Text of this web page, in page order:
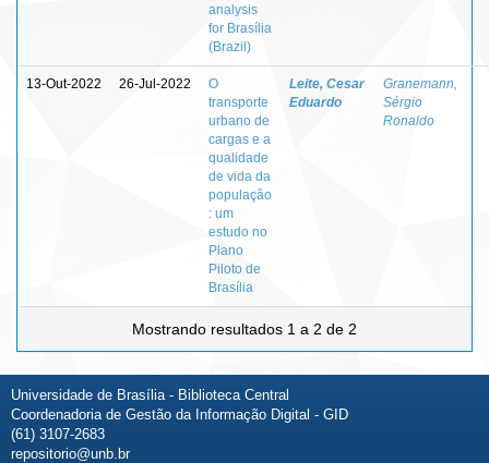
analysis
for Brasília
(Brazil)
13-Out-2022 26-Jul-2022
O
transporte
urbano de
cargas e a
qualidade
de vida da
população
: um
estudo no
Plano
Piloto de
Brasília
Leite, Cesar
Eduardo
Granemann,
Sérgio
Ronaldo
Mostrando resultados 1 a 2 de 2
Universidade de Brasília - Biblioteca Central
Coordenadoria de Gestão da Informação Digital - GID
(61) 3107-2683
repositorio@unb.br